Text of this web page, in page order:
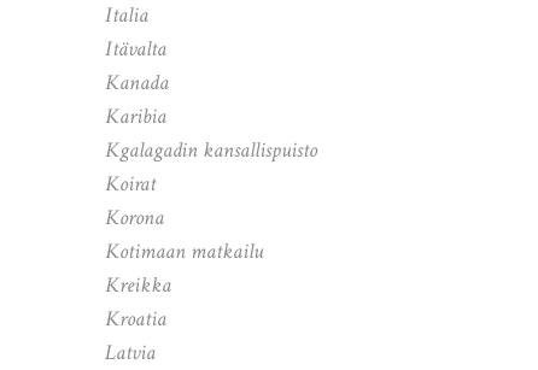
Italia
Itävalta
Kanada
Karibia
Kgalagadin kansallispuisto
Koirat
Korona
Kotimaan matkailu
Kreikka
Kroatia
Latvia